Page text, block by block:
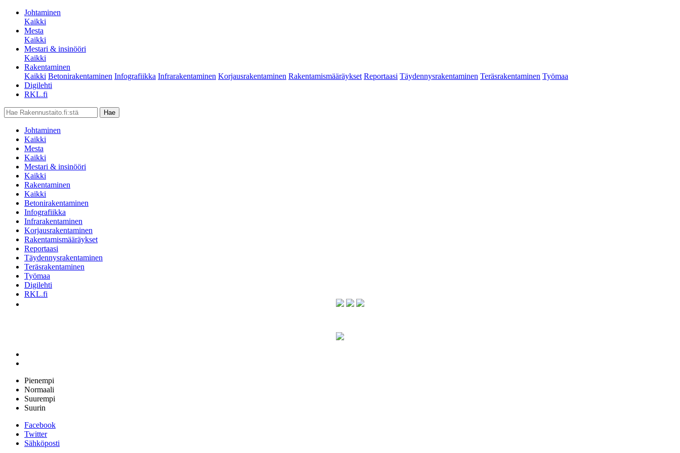
Johtaminen
Kaikki
Mesta
Kaikki
Mestari & insinööri
Kaikki
Rakentaminen
Kaikki Betonirakentaminen Infografiikka Infrarakentaminen Korjausrakentaminen Rakentamismääräykset Reportaasi Täydennysrakentaminen Teräsrakentaminen Työmaa
Digilehti
RKL.fi
Johtaminen
Kaikki
Mesta
Kaikki
Mestari & insinööri
Kaikki
Rakentaminen
Kaikki
Betonirakentaminen
Infografiikka
Infrarakentaminen
Korjausrakentaminen
Rakentamismääräykset
Reportaasi
Täydennysrakentaminen
Teräsrakentaminen
Työmaa
Digilehti
RKL.fi
Pienempi
Normaali
Suurempi
Suurin
Facebook
Twitter
Sähköposti